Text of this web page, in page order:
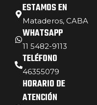
ESTAMOS EN
Mataderos, CABA
WHATSAPP
11 5482-9113
TELÉFONO
46355079
HORARIO DE
ATENCIÓN